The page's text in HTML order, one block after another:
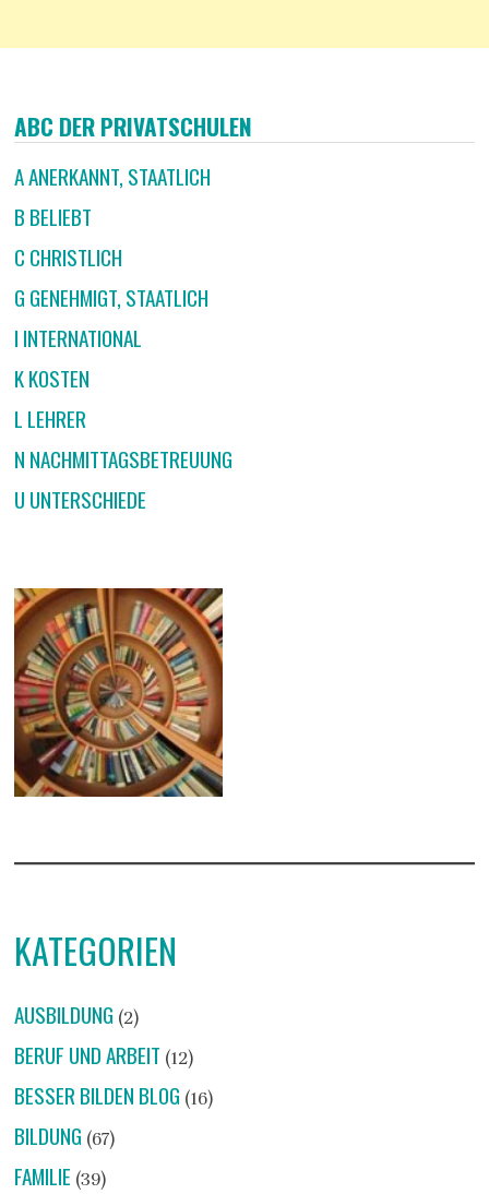
ABC DER PRIVATSCHULEN
A ANERKANNT, STAATLICH
B BELIEBT
C CHRISTLICH
G GENEHMIGT, STAATLICH
I INTERNATIONAL
K KOSTEN
L LEHRER
N NACHMITTAGSBETREUUNG
U UNTERSCHIEDE
KATEGORIEN
AUSBILDUNG (2)
BERUF UND ARBEIT (12)
BESSER BILDEN BLOG (16)
BILDUNG (67)
FAMILIE (39)